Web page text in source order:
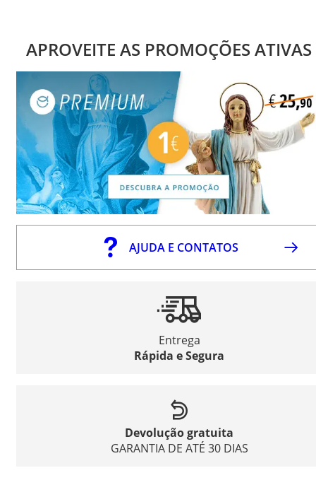
APROVEITE AS PROMOÇÕES ATIVAS
AJUDA E CONTATOS
Entrega
Rápida e Segura
Devolução gratuita
GARANTIA DE ATÉ 30 DIAS